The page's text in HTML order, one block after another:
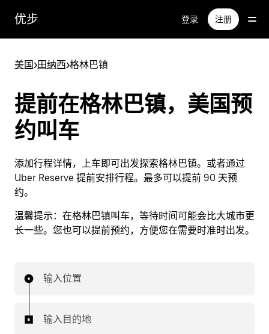
优步 登录 注册
美国>田纳西>格林巴镇
提前在格林巴镇，美国预
约叫车
添加行程详情，上车即可出发探索格林巴镇。或者通过
Uber Reserve 提前安排行程。最多可以提前 90 天预
约。
温馨提示： 在格林巴镇叫车，等待时间可能会比大城市更
长一些。您也可以提前预约，方便您在需要时准时出发。
输入位置
输入目的地